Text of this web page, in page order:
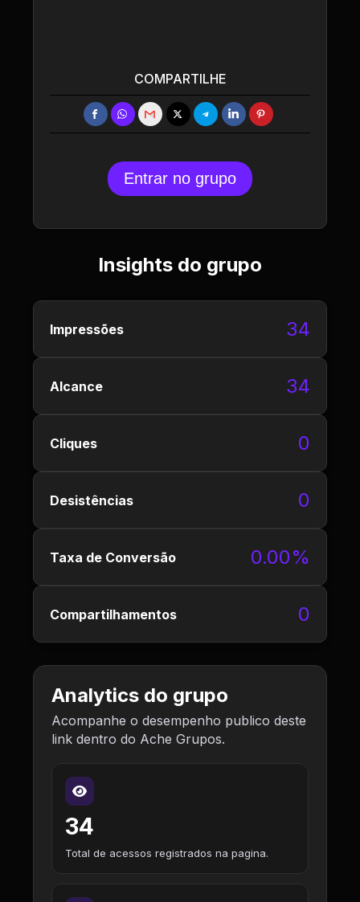
COMPARTILHE
Entrar no grupo
Insights do grupo
Impressões 34
Alcance 34
Cliques 0
Desistências 0
Taxa de Conversão 0.00%
Compartilhamentos 0
Analytics do grupo
Acompanhe o desempenho publico deste
link dentro do Ache Grupos.
34
Total de acessos registrados na pagina.